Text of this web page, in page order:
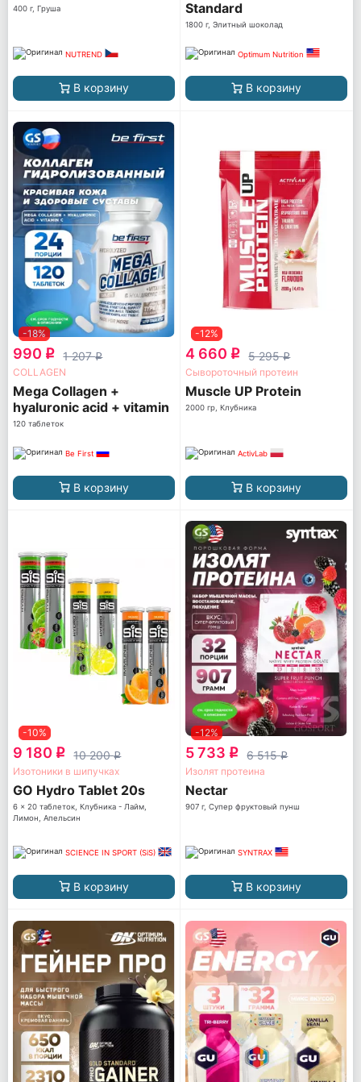
400 г, Груша
NUTREND
В корзину
Standard
1800 г, Элитный шоколад
Optimum Nutrition
В корзину
-18%
990 q 1 207q
COLLAGEN
Mega Collagen +
hyaluronic acid + vitamin
C
120 таблеток
Be First
В корзину
-12%
4 660 q 5 295q
Сывороточный протеин
Muscle UP Protein
2000 гр, Клубника
ActivLab
В корзину
-10%
9 180 q 10 200q
Изотоники в шипучках
GO Hydro Tablet 20s
6 x 20 таблеток, Клубника - Лайм,
Лимон, Апельсин
SCIENCE IN SPORT (SiS)
В корзину
-12%
5 733 q 6 515q
Изолят протеина
Nectar
907 г, Супер фруктовый пунш
SYNTRAX
В корзину